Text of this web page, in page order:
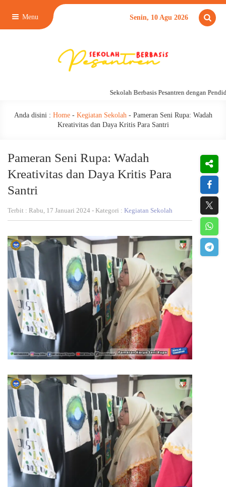
Menu Senin, 10 Agu 2026
Sekolah Berbasis Pesantren dengan
Anda disini : Home- Kegiatan Sekolah- Pameran Seni Rupa: Wadah
Kreativitas dan Daya Kritis Para Santri
Pameran Seni Rupa: Wadah
Kreativitas dan Daya Kritis Para
Santri
Terbit : Rabu, 17 Januari 2024 - Kategori : Kegiatan Sekolah